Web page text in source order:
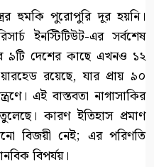
হুমকি পুরোপুরি দূর হয়নি।
ইনস্টিটিউট-এর সর্বশেষ
৯টি দেশের কাছে এখনও ১২
রয়েছে, যার প্রায় ৯০
এই বাস্তবতা নাগাসাকির
কারণ ইতিহাস প্রমাণ
বিজয়ী নেই; এর পরিণতি
বিপর্যয়।